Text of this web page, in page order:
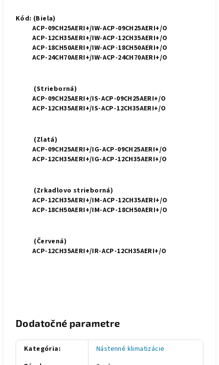
Kód: (Biela)
ACP-09CH25AERI+/IW-ACP-09CH25AERI+/O
ACP-12CH35AERI+/IW-ACP-12CH35AERI+/O
ACP-18CH50AERI+/IW-ACP-18CH50AERI+/O
ACP-24CH70AERI+/IW-ACP-24CH70AERI+/O
(Strieborná)
ACP-09CH25AERI+/IS-ACP-09CH25AERI+/O
ACP-12CH35AERI+/IS-ACP-12CH35AERI+/O
(Zlatá)
ACP-09CH25AERI+/IG-ACP-09CH25AERI+/O
ACP-12CH35AERI+/IG-ACP-12CH35AERI+/O
(Zrkadlovo strieborná)
ACP-12CH35AERI+/IM-ACP-12CH35AERI+/O
ACP-18CH50AERI+/IM-ACP-18CH50AERI+/O
(Červená)
ACP-12CH35AERI+/IR-ACP-12CH35AERI+/O
Dodatočné parametre
Kategória:
Nástenné klimatizácie